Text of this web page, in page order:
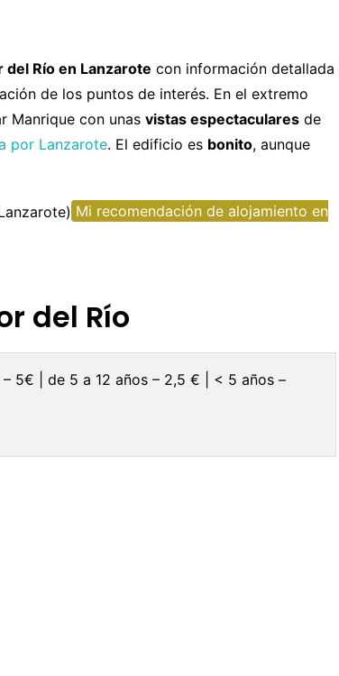
Tanzania
-5% Seguro Intermundial
Buscador de vuelos
Tours en español
Río en Lanzarote con información detallada
de los puntos de interés. En el extremo
Manrique con unas vistas espectaculares de
por Lanzarote. El edificio es bonito, aunque
Mi recomendación de alojamiento en
del Río
5€ | de 5 a 12 años – 2,5 € | < 5 años –